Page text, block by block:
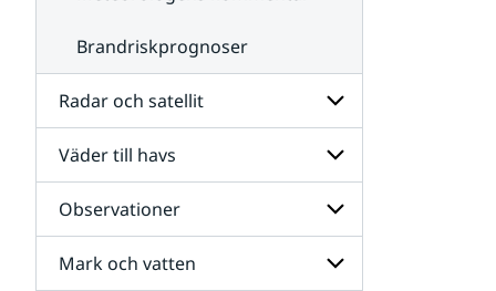
Brandriskprognoser
Radar och satellit
Undersidor
för
Radar
och
satellit
Väder till havs
Undersidor
för
Väder
till
Observationer
Undersidor
Mark och vatten